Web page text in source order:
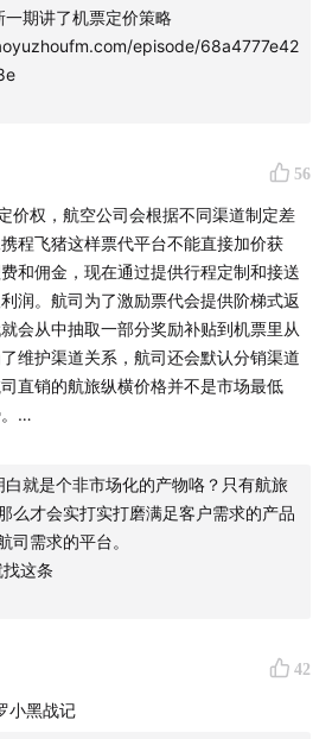
「继承之战」，老牌瓶装水巨头还
线！
Knock 世界」上线啦！这次，
AI 时代的青少年做了一件微小但重
青少年感兴趣的现象谈起，涉及商
题，解读表象背后的深层逻辑，启
奇。每周一、三、五早晨 6 点在各
试听。现在就去节目主页一探究竟
期讲了机票定价策略
episode/68a4777e42
56
价权，航空公司会根据不同渠道制定差
程飞猪这样票代平台不能直接加价获
和佣金，现在通过提供行程定制和接送
润。航司为了激励票代会提供阶梯式返
会从中抽取一部分奖励补贴到机票里从
维护渠道关系，航司还会默认分销渠道
直销的航旅纵横价格并不是市场最低
，有较大的运营空间：在线旅游平台已
台会在机票价格上进行更大力度的让利
务反哺机票，在机票价格更有竞争优势。
还要推出机票直销业务？
作为一个新渠道，符合航司“提直降
也给航司提供了直面消费顾客的渠道，触
白就是个非市场化的产物咯？只有航旅
么才会实打实打磨满足客户需求的产品
司需求的平台。
找这条
42
小黑战记